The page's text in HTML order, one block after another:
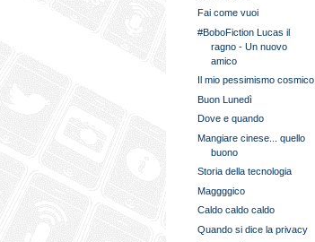
Fai come vuoi
#BoboFiction Lucas il
ragno - Un nuovo
amico
Il mio pessimismo cosmico
Buon Lunedì
Dove e quando
Mangiare cinese... quello
buono
Storia della tecnologia
Maggggico
Caldo caldo caldo
Quando si dice la privacy